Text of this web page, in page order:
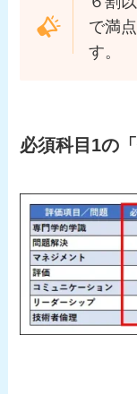
で満
す。
必須科目1の